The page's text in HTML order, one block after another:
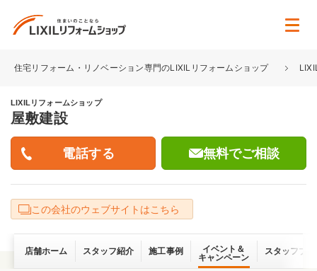
住宅リフォーム・リノベーション専門のLIXILリフォームショップ
LIXILリフォームショップ
屋敷建設
無料でご相談
この会社のウェブサイトはこちら
店舗ホーム スタッフ紹介 施工事例
イベント＆
キャンペーン
スタッフブ